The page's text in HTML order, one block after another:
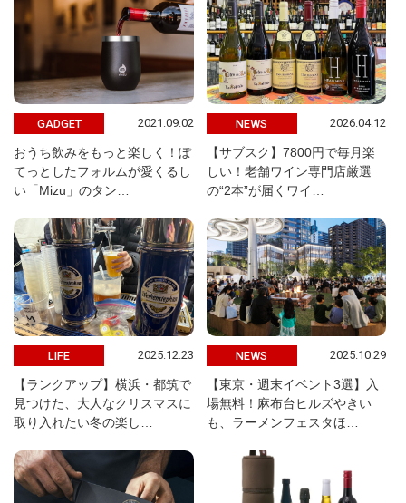
GADGET 2021.09.02
おうち飲みをもっと楽しく！ぽ
てっとしたフォルムが愛くるし
い「Mizu」のタン…
NEWS 2026.04.12
【サブスク】7800円で毎月楽
しい！老舗ワイン専門店厳選
の“2本”が届くワイ…
LIFE 2025.12.23
【ランクアップ】横浜・都筑で
見つけた、大人なクリスマスに
取り入れたい冬の楽し…
NEWS 2025.10.29
【東京・週末イベント3選】入
場無料！麻布台ヒルズやきい
も、ラーメンフェスタほ…